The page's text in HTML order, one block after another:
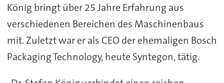
König bringt über 25 Jahre Erfahrung aus
verschiedenen Bereichen des Maschinenbaus
mit. Zuletzt war er als CEO der ehemaligen Bosch
Packaging Technology, heute Syntegon, tätig.